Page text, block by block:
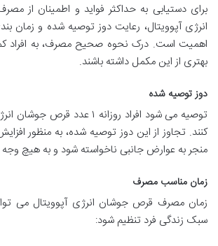
برای دستیابی به حداکثر فواید و اطمینان از
انرژی آپوویتال، رعایت دوز توصیه شده و زمان
اهمیت است. درک نحوه صحیح مصرف، به افراد
بهتری از این مکمل داشته باشند.
دوز توصیه شده
توصیه می شود افراد روزانه ۱ عدد
کنند. تجاوز از این دوز توصیه شده، به منظور
منجر به عوارض جانبی ناخواسته شود و به هیچ
زمان مناسب مصرف
زمان مصرف قرص جوشان انرژی آپوویتال می
سبک زندگی فرد تنظیم شود: